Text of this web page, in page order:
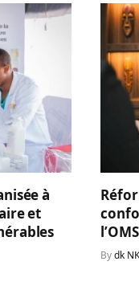
à
et
By dk